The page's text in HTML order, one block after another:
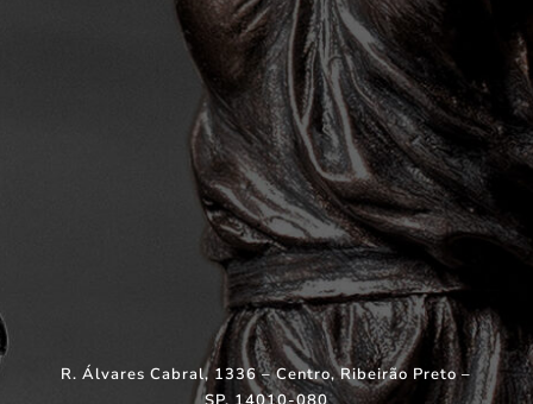
R. Álvares Cabral, 1336 – Centro, Ribeirão Preto –